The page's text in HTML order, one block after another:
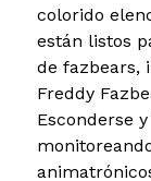
colorido
están listos
de fazbears,
Freddy
Esconderse